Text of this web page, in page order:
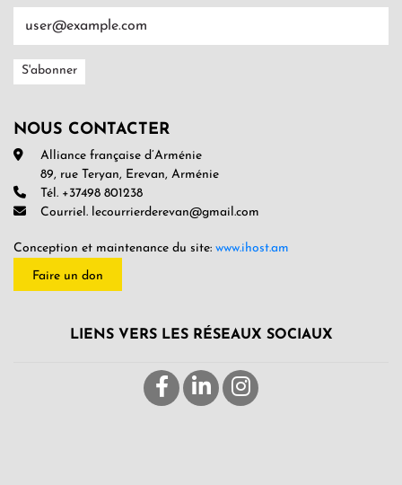
NOUS CONTACTER
Alliance française d’Arménie
89, rue Teryan, Erevan, Arménie
Tél. +37498 801238
Courriel. lecourrierderevan@gmail.com
Conception et maintenance du site: www.ihost.am
Faire un don
LIENS VERS LES RÉSEAUX SOCIAUX